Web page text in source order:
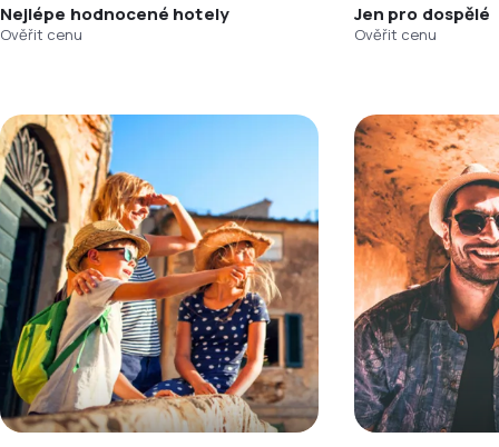
Nejlépe hodnocené hotely
Ověřit cenu
Jen pro dospělé
Ověřit cenu